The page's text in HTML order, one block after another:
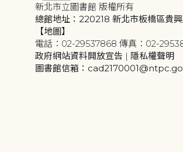
新北市立圖書館 版權所有
總館地址：220218 新北市板橋區貴
【地圖】
電話：02-29537868 傳真：02-
政府網站資料開放宣告 | 隱私權聲明
圖書館信箱：